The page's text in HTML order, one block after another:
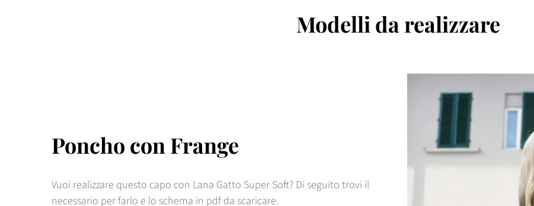
Modelli da realizzare
Poncho con Frange
Vuoi realizzare questo capo con Lana Gatto Super Soft? Di seguito trovi il
necessario per farlo e lo schema in pdf da scaricare.